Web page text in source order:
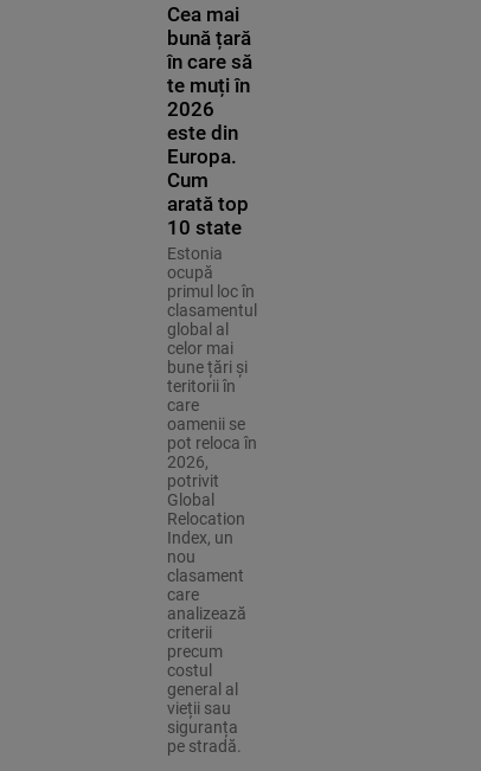
Cea mai
bună țară
în care să
te muți în
2026
este din
Europa.
Cum
arată top
10 state
Estonia
ocupă
primul loc în
clasamentul
global al
celor mai
bune țări și
teritorii în
care
oamenii se
pot reloca în
2026,
potrivit
Global
Relocation
Index, un
nou
clasament
care
analizează
criterii
precum
costul
general al
vieții sau
siguranța
pe stradă.